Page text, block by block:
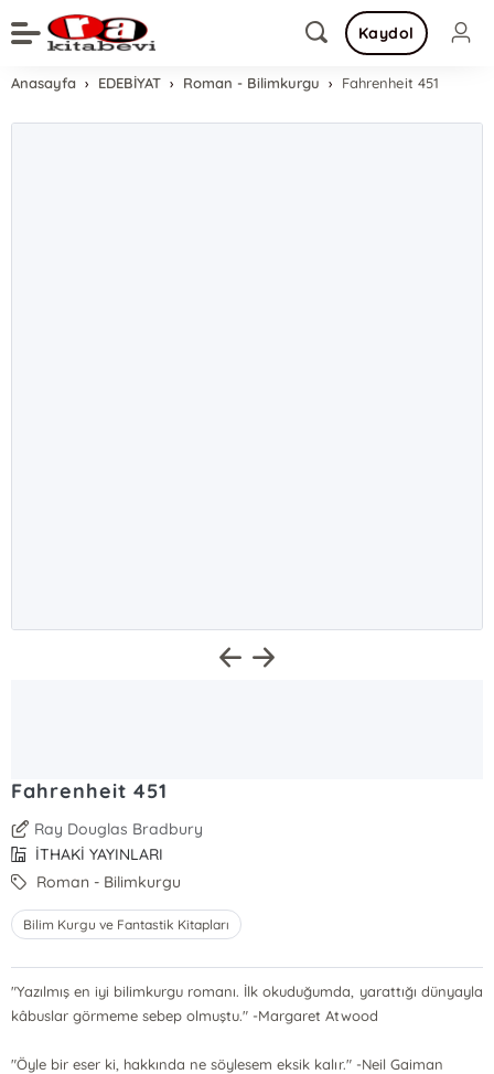
Kaydol
Anasayfa EDEBİYAT Roman - Bilimkurgu Fahrenheit 451
Fahrenheit 451
Ray Douglas Bradbury
İTHAKİ YAYINLARI
Roman - Bilimkurgu
Bilim Kurgu ve Fantastik Kitapları
"Yazılmış en iyi bilimkurgu romanı. İlk okuduğumda, yarattığı dünyayla
kâbuslar görmeme sebep olmuştu." -Margaret Atwood
"Öyle bir eser ki, hakkında ne söylesem eksik kalır." -Neil Gaiman